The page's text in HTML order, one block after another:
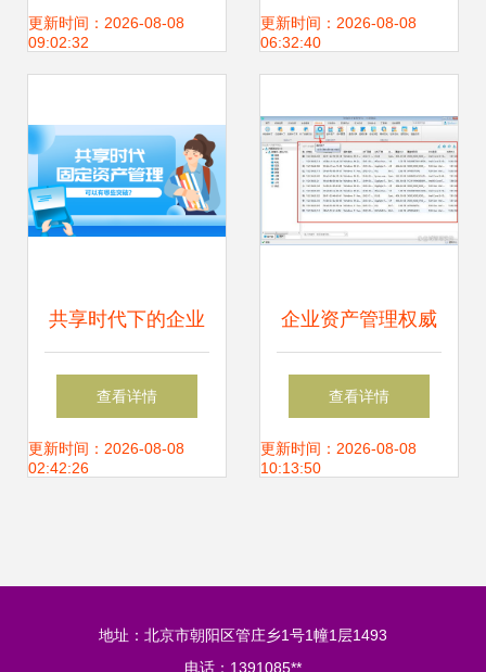
更新时间：2026-08-08
09:02:32
需要固定资产信息
更新时间：2026-08-08
06:32:40
共享时代下的企业
资产管理 理念重塑
与技术赋能
查看详情
更新时间：2026-08-08
02:42:26
企业资产管理权威
指南 定义、核心与
实施路径
查看详情
更新时间：2026-08-08
10:13:50
地址：北京市朝阳区管庄乡1号1幢1层1493
电话：1391085**